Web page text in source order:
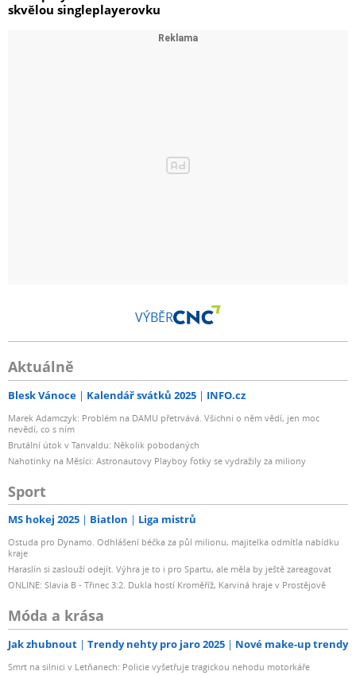
skvělou singleplayerovku
VÝBĚR
Aktuálně
Blesk Vánoce Kalendář svátků 2025 INFO.cz
Marek Adamczyk: Problém na DAMU přetrvává. Všichni o něm vědí, jen moc
nevědí, co s ním
Brutální útok v Tanvaldu: Několik pobodaných
Nahotinky na Měsíci: Astronautovy Playboy fotky se vydražily za miliony
Sport
MS hokej 2025 Biatlon Liga mistrů
Ostuda pro Dynamo. Odhlášení béčka za půl milionu, majitelka odmítla nabídku
kraje
Haraslín si zaslouží odejít. Výhra je to i pro Spartu, ale měla by ještě zareagovat
ONLINE: Slavia B - Třinec 3:2. Dukla hostí Kroměříž, Karviná hraje v Prostějově
Móda a krása
Jak zhubnout Trendy nehty pro jaro 2025 Nové make-up trendy
Smrt na silnici v Letňanech: Policie vyšetřuje tragickou nehodu motorkáře